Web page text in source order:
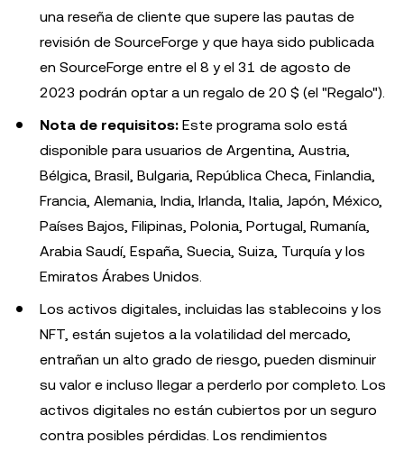
una reseña de cliente que supere las pautas de
revisión de SourceForge y que haya sido publicada
en SourceForge entre el 8 y el 31 de agosto de
2023 podrán optar a un regalo de 20 $ (el "Regalo").
Nota de requisitos: Este programa solo está
disponible para usuarios de Argentina, Austria,
Bélgica, Brasil, Bulgaria, República Checa, Finlandia,
Francia, Alemania, India, Irlanda, Italia, Japón, México,
Países Bajos, Filipinas, Polonia, Portugal, Rumanía,
Arabia Saudí, España, Suecia, Suiza, Turquía y los
Emiratos Árabes Unidos.
Los activos digitales, incluidas las stablecoins y los
NFT, están sujetos a la volatilidad del mercado,
entrañan un alto grado de riesgo, pueden disminuir
su valor e incluso llegar a perderlo por completo. Los
activos digitales no están cubiertos por un seguro
contra posibles pérdidas. Los rendimientos